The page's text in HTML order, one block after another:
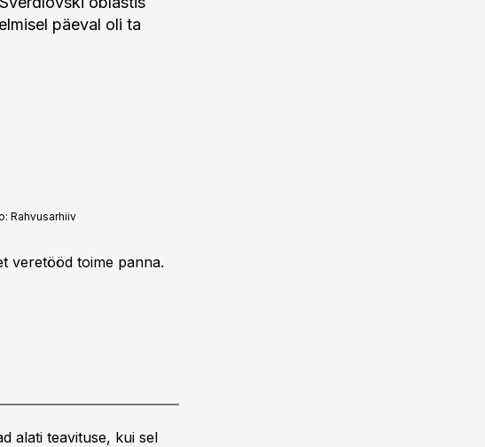
päeval oli ta
Rahvusarhiiv
veretööd toime panna.
alati teavituse, kui sel